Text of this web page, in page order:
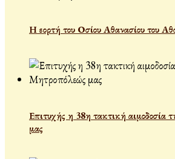
Η εορτή του Οσίου Αθανασίου του
Επιτυχής η 38η τακτική αιμοδοσία
μας